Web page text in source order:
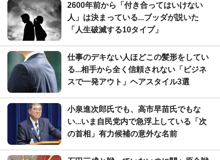
2600年前から「付き合ってはいけない
人」は決まっている...ブッダが説いた
「人生破滅する10タイプ」
仕事のデキない人ほどこの髪形をしてい
る...相手から全く信頼されない「ビジネ
スで一発アウト」ヘアスタイル3選
小泉進次郎氏でも、高市早苗氏でもな
い...いま自民党内で急浮上している「次
の首相」有力候補の意外な名前